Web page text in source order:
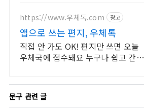
https://www.우체톡.com 광고
앱으로 쓰는 편지, 우체톡
직접 안 가도 OK! 편지만 쓰면 오늘
우체국에 접수돼요 누구나 쉽고 간편
문구 관련 글